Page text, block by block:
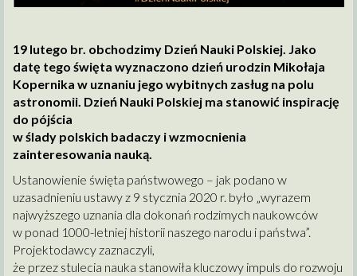
19 lutego br. obchodzimy Dzień Nauki Polskiej. Jako
datę tego święta wyznaczono dzień urodzin Mikołaja
Kopernika w uznaniu jego wybitnych zasług na polu
astronomii. Dzień Nauki Polskiej ma stanowić inspirację
do pójścia
w ślady polskich badaczy i wzmocnienia
zainteresowania nauką.
Ustanowienie święta państwowego – jak podano w
uzasadnieniu ustawy z 9 stycznia 2020 r. było „wyrazem
najwyższego uznania dla dokonań rodzimych naukowców
w ponad 1000-letniej historii naszego narodu i państwa”.
Projektodawcy zaznaczyli,
że przez stulecia nauka stanowiła kluczowy impuls do rozwoju